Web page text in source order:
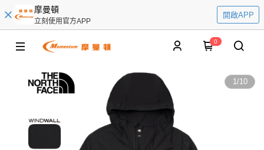
摩曼頓
立刻使用官方APP
開啟APP
0
1/10